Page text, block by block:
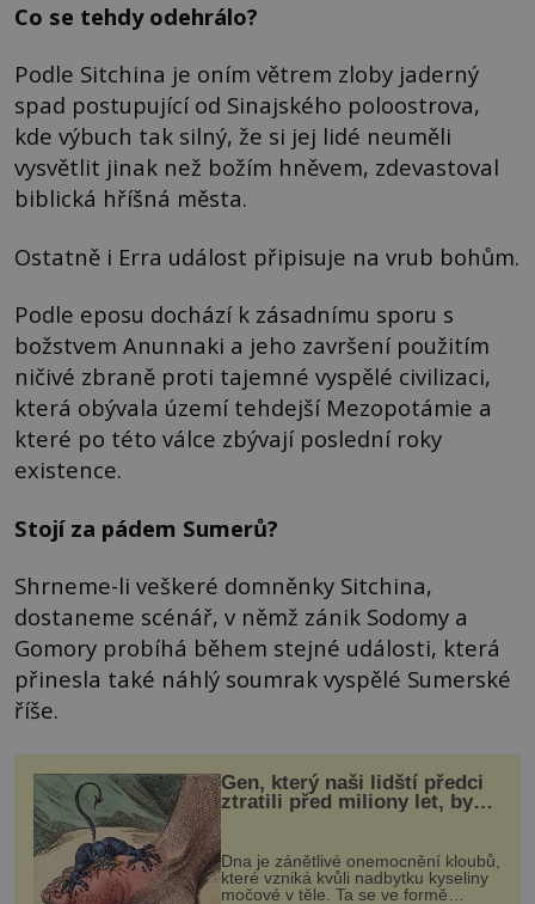
Co se tehdy odehrálo?
Podle Sitchina je oním větrem zloby jaderný
spad postupující od Sinajského poloostrova,
kde výbuch tak silný, že si jej lidé neuměli
vysvětlit jinak než božím hněvem, zdevastoval
biblická hříšná města.
Ostatně i Erra událost připisuje na vrub bohům.
Podle eposu dochází k zásadnímu sporu s
božstvem Anunnaki a jeho završení použitím
ničivé zbraně proti tajemné vyspělé civilizaci,
která obývala území tehdejší Mezopotámie a
které po této válce zbývají poslední roky
existence.
Stojí za pádem Sumerů?
Shrneme-li veškeré domněnky Sitchina,
dostaneme scénář, v němž zánik Sodomy a
Gomory probíhá během stejné události, která
přinesla také náhlý soumrak vyspělé Sumerské
říše.
Gen, který naši lidští předci
ztratili před miliony let, by
mohl pomoci s léčbou
„nemoci králů“
Dna je zánětlivé onemocnění kloubů,
které vzniká kvůli nadbytku kyseliny
močové v těle. Ta se ve formě